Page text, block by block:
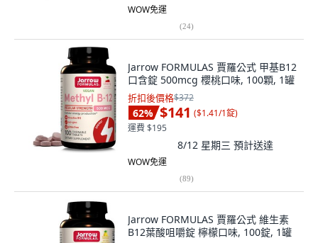
WOW免運
(24)
Jarrow FORMULAS 賈羅公式 甲基B12
口含錠 500mcg 櫻桃口味, 100顆, 1罐
折扣後價格$372
62% $141 ($1.41/1錠)
運費 $195
8/12 星期三 預計送達
WOW免運
(89)
Jarrow FORMULAS 賈羅公式 維生素
B12葉酸咀嚼錠 檸檬口味, 100錠, 1罐